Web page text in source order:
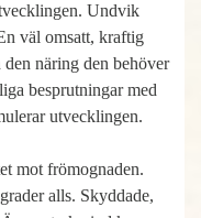
Undvik
väl omsatt, kraftig
näring den behöver
besprutningar med
utvecklingen.
mot frömognaden.
alls. Skyddade,